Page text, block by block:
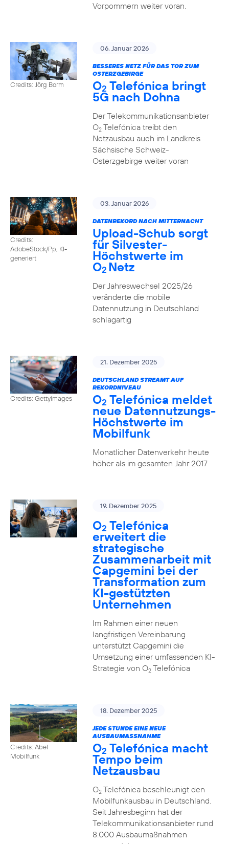
Vorpommern weiter voran.
Credits: Jörg Borm
06. Januar 2026
BESSERES NETZ FÜR DAS TOR ZUM
OSTERZGEBIRGE
O2 Telefónica bringt
5G nach Dohna
Der Telekommunikationsanbieter
O2Telefónica treibt den
Netzausbau auch im Landkreis
Sächsische Schweiz-
Osterzgebirge weiter voran
Credits:
AdobeStock/Pp, KI-
generiert
03. Januar 2026
DATENREKORD NACH MITTERNACHT
Upload-Schub sorgt
für Silvester-
Höchstwerte im
O2 Netz
Der Jahreswechsel 2025/26
veränderte die mobile
Datennutzung in Deutschland
schlagartig
Credits: Gettyimages
21. Dezember 2025
DEUTSCHLAND STREAMT AUF
REKORDNIVEAU
O2 Telefónica meldet
neue Datennutzungs-
Höchstwerte im
Mobilfunk
Monatlicher Datenverkehr heute
höher als im gesamten Jahr 2017
19. Dezember 2025
O2 Telefónica
erweitert die
strategische
Zusammenarbeit mit
Capgemini bei der
Transformation zum
KI-gestützten
Unternehmen
Im Rahmen einer neuen
langfristigen Vereinbarung
unterstützt Capgemini die
Umsetzung einer umfassenden KI-
Strategie von O2Telefónica
Credits: Abel
Mobilfunk
18. Dezember 2025
JEDE STUNDE EINE NEUE
AUSBAUMASSNAHME
O2 Telefónica macht
Tempo beim
Netzausbau
O2Telefónica beschleunigt den
Mobilfunkausbau in Deutschland.
Seit Jahresbeginn hat der
Telekommunikationsanbieter rund
8.000 Ausbaumaßnahmen